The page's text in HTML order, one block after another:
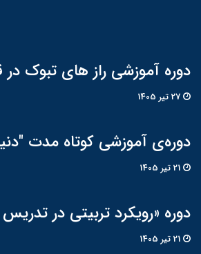
دوره آموزشی راز های تبوک در
دوره‌ی آموزشی کوتاه مدت
دوره «رویکرد تربیتی در تدریس